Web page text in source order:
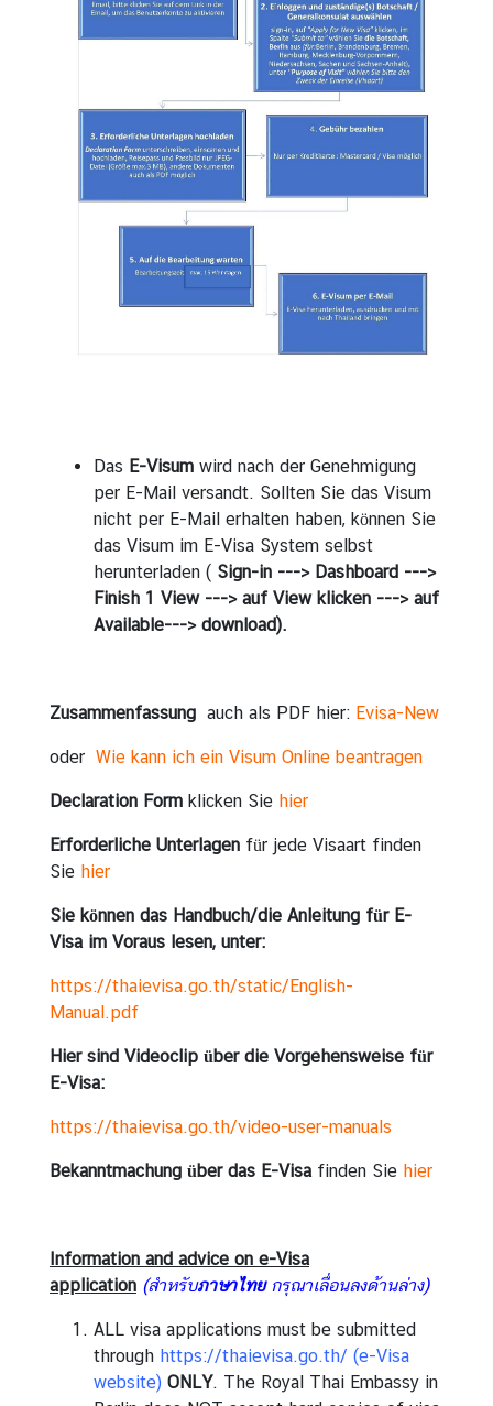
Das E-Visum wird nach der Genehmigung
per E-Mail versandt. Sollten Sie das Visum
nicht per E-Mail erhalten haben, können Sie
das Visum im E-Visa System selbst
herunterladen ( Sign-in ---> Dashboard --->
Finish 1 View ---> auf View klicken ---> auf
Available---> download).
Zusammenfassung auch als PDF hier: Evisa-New
oder Wie kann ich ein Visum Online beantragen
Declaration Form klicken Sie hier
Erforderliche Unterlagen für jede Visaart finden
Sie hier
Sie können das Handbuch/die Anleitung für E-
Visa im Voraus lesen, unter:
https://thaievisa.go.th/static/English-
Manual.pdf
Hier sind Videoclip über die Vorgehensweise für
E-Visa:
https://thaievisa.go.th/video-user-manuals
Bekanntmachung über das E-Visafinden Sie hier
Information and advice on e-Visa
application (สำหรับภาษาไทยกรุณาเลื่อนลงด้านล่าง)
ALL visa applications must be submitted
through https://thaievisa.go.th/ (e-Visa
website) ONLY. The Royal Thai Embassy in